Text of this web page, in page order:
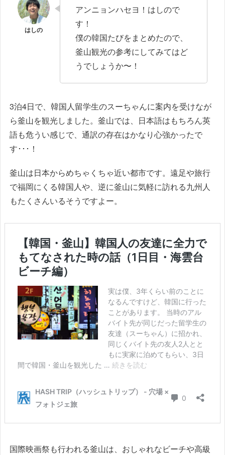
アンニョンハセヨ！はしので
す！
僕の韓国たびをまとめたので、
釜山観光の参考にしてみてはど
うでしょうか〜！
3泊4日で、韓国人留学生のスーちゃんに案内を受けなが
ら釜山を観光しました。釜山では、日本語はもちろん英
語も危うい感じで、通訳の存在はかなり心強かったで
す･･･！
釜山は日本からめちゃくちゃ近い都市です。遠足や旅行
で福岡にくる韓国人や、逆に釜山に気軽に訪れる九州人
もたくさんいるそうですよー。
国際映画祭も行われる釜山は、おしゃれなビーチや高級